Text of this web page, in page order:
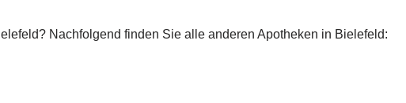
Nachfolgend finden Sie alle anderen Apotheken in Bielefeld: